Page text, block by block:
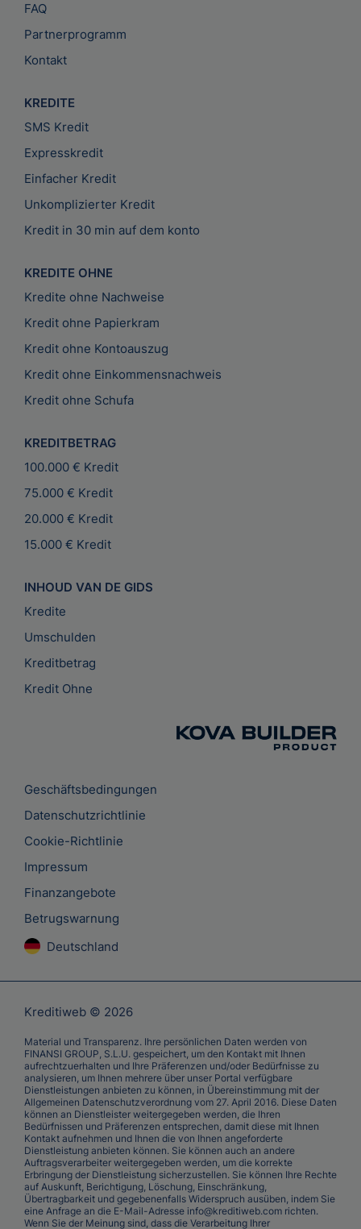
FAQ
Partnerprogramm
Kontakt
KREDITE
SMS Kredit
Expresskredit
Einfacher Kredit
Unkomplizierter Kredit
Kredit in 30 min auf dem konto
KREDITE OHNE
Kredite ohne Nachweise
Kredit ohne Papierkram
Kredit ohne Kontoauszug
Kredit ohne Einkommensnachweis
Kredit ohne Schufa
KREDITBETRAG
100.000 € Kredit
75.000 € Kredit
20.000 € Kredit
15.000 € Kredit
INHOUD VAN DE GIDS
Kredite
Umschulden
Kreditbetrag
Kredit Ohne
Geschäftsbedingungen
Datenschutzrichtlinie
Cookie-Richtlinie
Impressum
Finanzangebote
Betrugswarnung
Deutschland
Kreditiweb © 2026
Material und Transparenz. Ihre persönlichen Daten werden von
FINANSI GROUP, S.L.U. gespeichert, um den Kontakt mit Ihnen
aufrechtzuerhalten und Ihre Präferenzen und/oder Bedürfnisse zu
analysieren, um Ihnen mehrere über unser Portal verfügbare
Dienstleistungen anbieten zu können, in Übereinstimmung mit der
Allgemeinen Datenschutzverordnung vom 27. April 2016. Diese Daten
können an Dienstleister weitergegeben werden, die Ihren
Bedürfnissen und Präferenzen entsprechen, damit diese mit Ihnen
Kontakt aufnehmen und Ihnen die von Ihnen angeforderte
Dienstleistung anbieten können. Sie können auch an andere
Auftragsverarbeiter weitergegeben werden, um die korrekte
Erbringung der Dienstleistung sicherzustellen. Sie können Ihre Rechte
auf Auskunft, Berichtigung, Löschung, Einschränkung,
Übertragbarkeit und gegebenenfalls Widerspruch ausüben, indem Sie
eine Anfrage an die E-Mail-Adresse info@kreditiweb.com richten.
Wenn Sie der Meinung sind, dass die Verarbeitung Ihrer